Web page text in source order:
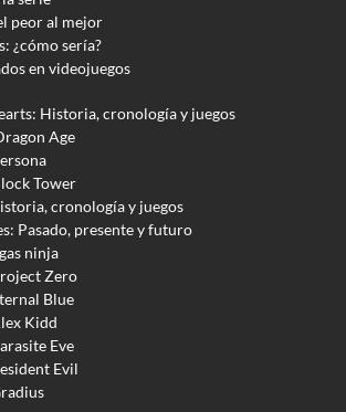
peor al mejor
¿cómo sería?
en videojuegos
Historia, cronología y juegos
Age
Tower
cronología y juegos
: Pasado, presente y futuro
ninja
Zero
Blue
Kidd
Eve
Evil